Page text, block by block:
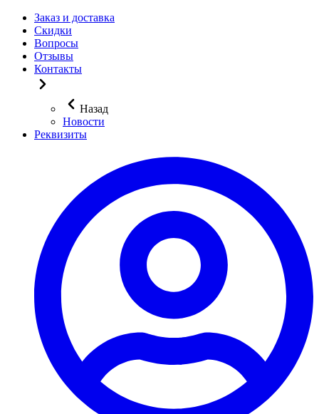
Заказ и доставка
Скидки
Вопросы
Отзывы
Контакты
Назад
Новости
Реквизиты